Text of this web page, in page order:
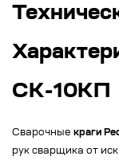
СК-10КП
Сварочные краги
рук сварщика от